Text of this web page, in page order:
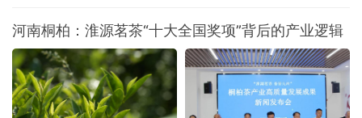
河南桐柏：淮源茗茶“十大全国奖项”背后的产业逻辑